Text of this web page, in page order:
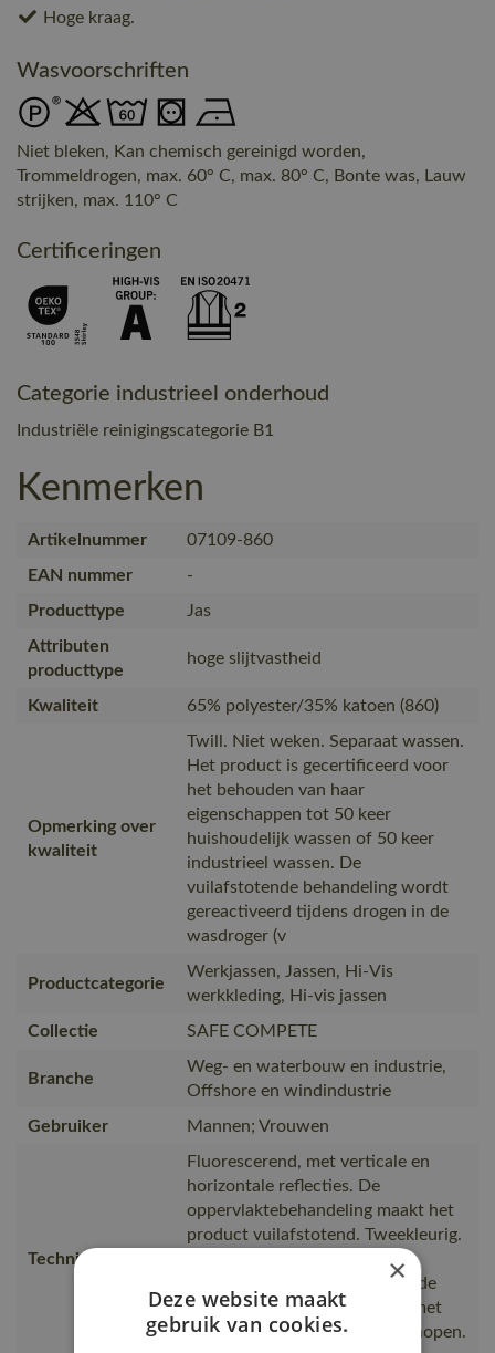
Hoge kraag.
Wasvoorschriften
Niet bleken, Kan chemisch gereinigd worden,
Trommeldrogen, max. 60° C, max. 80° C, Bonte was, Lauw
strijken, max. 110° C
Certificeringen
Categorie industrieel onderhoud
Industriële reinigingscategorie B1
Kenmerken
Artikelnummer
07109-860
EAN nummer
-
Producttype
Jas
Attributen
producttype
hoge slijtvastheid
Kwaliteit 65% polyester/35% katoen (860)
Opmerking over
kwaliteit
Twill. Niet weken. Separaat wassen.
Het product is gecertificeerd voor
het behouden van haar
eigenschappen tot 50 keer
huishoudelijk wassen of 50 keer
industrieel wassen. De
vuilafstotende behandeling wordt
gereactiveerd tijdens drogen in de
wasdroger (v
Productcategorie
Werkjassen, Jassen, Hi-Vis
werkkleding, Hi-vis jassen
Collectie
SAFE COMPETE
Branche
Weg- en waterbouw en industrie,
Offshore en windindustrie
Gebruiker
Mannen; Vrouwen
Technische tekst
Fluorescerend, met verticale en
horizontale reflecties. De
oppervlaktebehandeling maakt het
product vuilafstotend. Tweekleurig.
Drievoudig gestikte naden op de
mouwen en in de zij. Sluiting met
rits en windvanger met drukknopen.
×
Deze website maakt
gebruik van cookies.